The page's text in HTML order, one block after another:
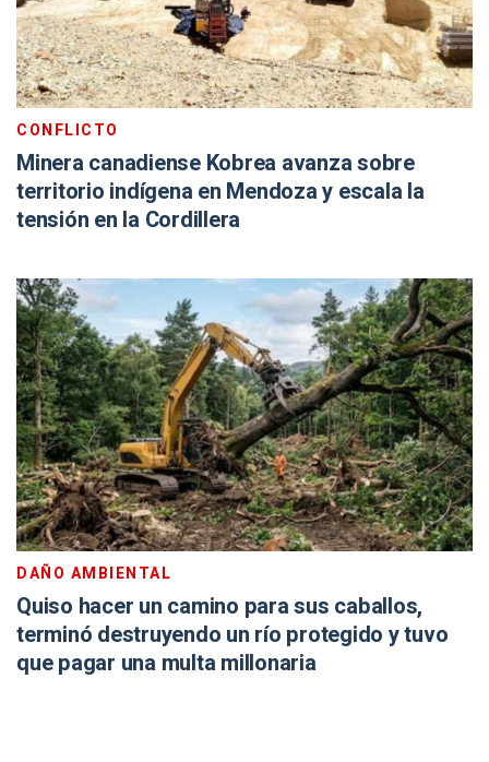
CONFLICTO
Minera canadiense Kobrea avanza sobre
territorio indígena en Mendoza y escala la
tensión en la Cordillera
DAÑO AMBIENTAL
Quiso hacer un camino para sus caballos,
terminó destruyendo un río protegido y tuvo
que pagar una multa millonaria